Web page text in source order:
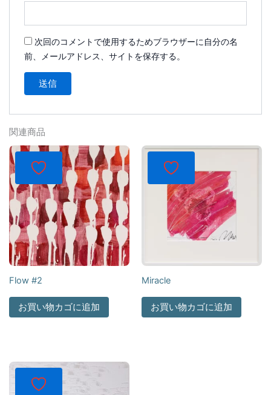
次回のコメントで使用するためブラウザーに自分の名
前、メールアドレス、サイトを保存する。
関連商品
Flow #2
お買い物カゴに追加
Miracle
お買い物カゴに追加